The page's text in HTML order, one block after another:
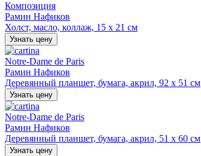
Композиция
Рамин Нафиков
Холст, масло, коллаж, 15 х 21 см
Узнать цену
Notre-Dame de Paris
Рамин Нафиков
Деревянный планшет, бумага, акрил, 92 х 51 см
Узнать цену
Notre-Dame de Paris
Рамин Нафиков
Деревянный планшет, бумага, акрил, 51 х 60 см
Узнать цену